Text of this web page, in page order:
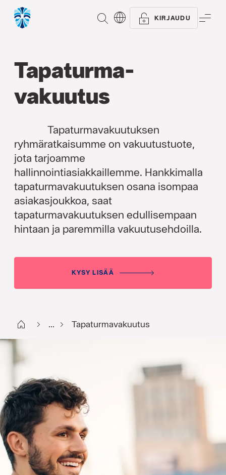
ETSI KIRJAUDU
Tapaturma­
vakuutus
Tapaturmavakuutuksen
ryhmäratkaisumme on vakuutustuote,
jota tarjoamme
hallinnointiasiakkaillemme. Hankkimalla
tapaturmavakuutuksen osana isompaa
asiakasjoukkoa, saat
tapaturmavakuutuksen edullisempaan
hintaan ja paremmilla vakuutusehdoilla.
KYSY LISÄÄ
Start FI ... Tapaturmavakuutus